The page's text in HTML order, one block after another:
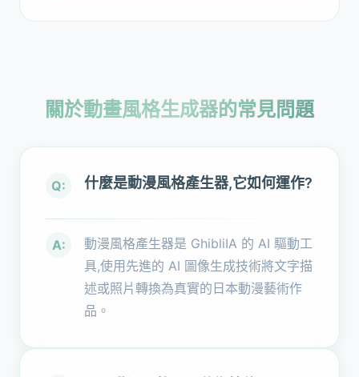
關於動畫風格生成器的常見問題
Q: 什麼是動漫風格產生器,它如何運作?
A:
動漫風格產生器是 GhibliIA 的 AI 驅動工
具,使用先進的 AI 圖像生成技術將文字描
述或照片轉換為真實的日本動漫藝術作
品。